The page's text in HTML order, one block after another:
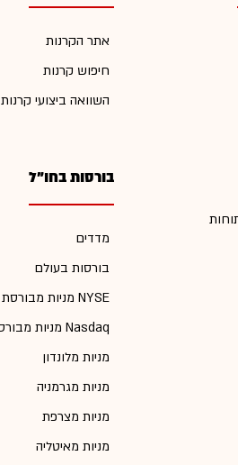
אתר הקרנות
חיפוש קרנות
השוואה ביצועי קרנות
בורסות בחו"ל
מדדים
בורסות בעולם
מניות מבורסת NYSE
מניות מבורסת Nasdaq
מניות מלונדון
מניות מגרמניה
מניות מצרפת
מניות מאיטליה